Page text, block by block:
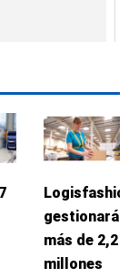
gestionará
más de 2,2
millones